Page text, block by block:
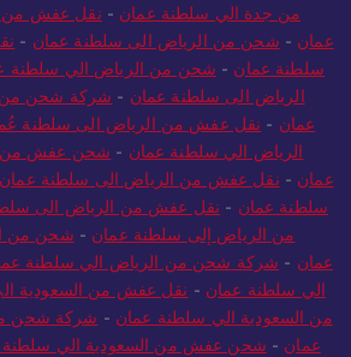
من جدة الي سلطنة عمان - نقل عفش من
عمان - شحن من الرياض الى سلطنة عمان -
سلطنة عمان - شحن من الرياض الي سلطنة
الرياض الى سلطنة عمان - شركة شحن من
عمان - نقل عفش من الرياض الى سلطنة
الرياض الي سلطنة عمان - شحن عفش من
عمان - نقل عفش من الرياض الى سلطنة عمان
سلطنة عمان - نقل عفش من الرياض الى
من الرياض إلى سلطنة عمان - شحن من
عمان - شركة شحن من الرياض الي سلطنة
الي سلطنة عمان - نقل عفش من السعودية
من السعودية الي سلطنة عمان - شركة شحن
عمان - شحن عفش من السعودية الي سلطنة